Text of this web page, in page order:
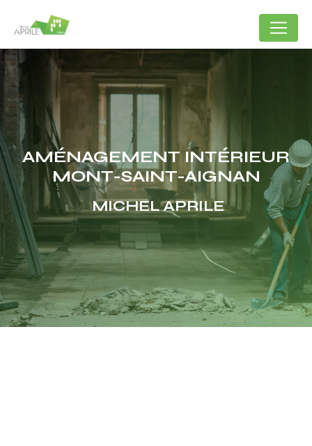
AMÉNAGEMENT INTÉRIEUR
MONT-SAINT-AIGNAN
MICHEL APRILE